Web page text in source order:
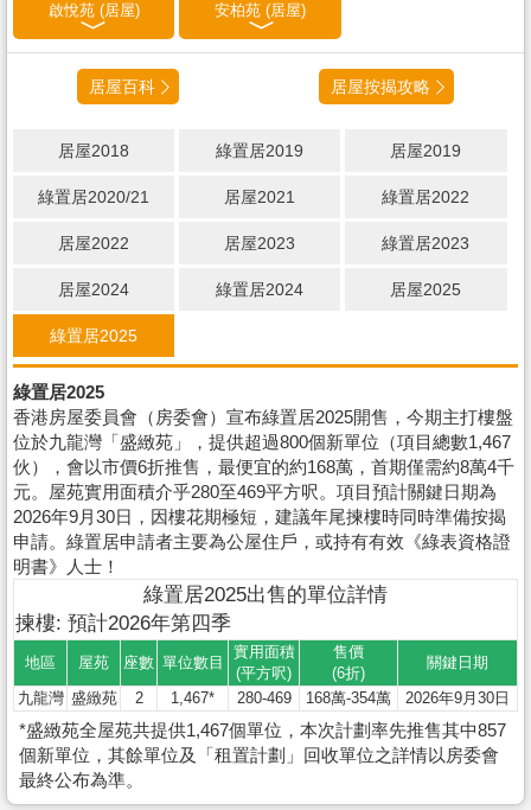
啟悅苑 (居屋) 安柏苑 (居屋)
居屋百科 居屋按揭攻略
居屋2018 綠置居2019 居屋2019
綠置居2020/21 居屋2021 綠置居2022
居屋2022 居屋2023 綠置居2023
居屋2024 綠置居2024 居屋2025
綠置居2025
綠置居2025
香港房屋委員會（房委會）宣布綠置居2025開售，今期主打樓盤
位於九龍灣「盛緻苑」，提供超過800個新單位（項目總數1,467
伙），會以市價6折推售，最便宜的約168萬，首期僅需約8萬4千
元。屋苑實用面積介乎280至469平方呎。項目預計關鍵日期為
2026年9月30日，因樓花期極短，建議年尾揀樓時同時準備按揭
申請。綠置居申請者主要為公屋住戶，或持有有效《綠表資格證
明書》人士！
綠置居2025出售的單位詳情
揀樓: 預計2026年第四季
地區 屋苑 座數 單位數目
實用面積
(平方呎)
售價
(6折)
關鍵日期
九龍灣 盛緻苑 2 1,467* 280-469 168萬-354萬 2026年9月30日
*盛緻苑全屋苑共提供1,467個單位，本次計劃率先推售其中857
個新單位，其餘單位及「租置計劃」回收單位之詳情以房委會
最終公布為準。